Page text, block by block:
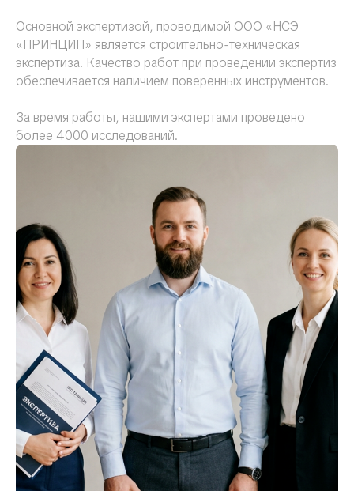
Основной экспертизой, проводимой ООО «НСЭ
«ПРИНЦИП» является строительно-техническая
экспертиза. Качество работ при проведении экспертиз
обеспечивается наличием поверенных инструментов.
За время работы, нашими экспертами проведено
более 4000 исследований.